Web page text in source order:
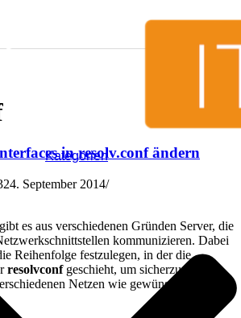
Kategorien
in resolv.conf ändern
24. September 2014
es aus verschiedenen Gründen Server, die
kommunizieren. Dabei
Reihenfolge festzulegen, in der die
resolvconfgeschieht, um sicherzustellen,
Netzen wie gewünscht aufgelöst